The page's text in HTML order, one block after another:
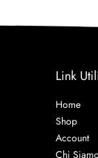
Link
Home
Shop
Account
Chi